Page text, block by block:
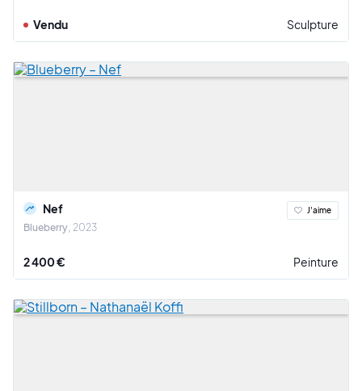
Vendu Sculpture
Nef
Blueberry 2023
J'aime
2 400 € Peinture